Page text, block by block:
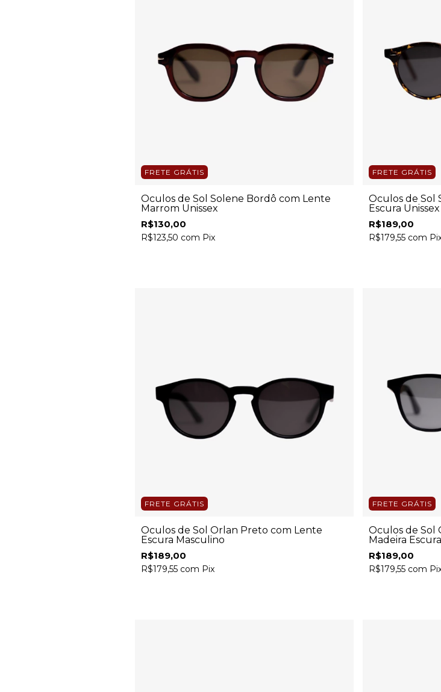
FRETE GRÁTIS
Óculos de Sol Solene Bordô com Lente
Marrom Unissex
R$130,00
R$123,50 com Pix
FRETE GRÁTIS
Óculos de Sol
Escura Unissex
R$189,00
R$179,55 com
FRETE GRÁTIS
Óculos de Sol Orlan Preto com Lente
Escura Masculino
R$189,00
R$179,55 com Pix
FRETE GRÁTIS
Óculos de Sol
Madeira
R$189,00
R$179,55 com